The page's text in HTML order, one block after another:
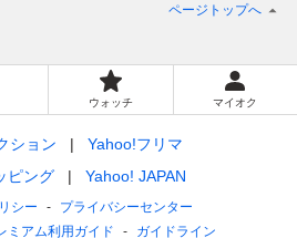
ページトップへ
ウォッチ マイオク
ション
Yahoo!フリマ
ピング
Yahoo! JAPAN
シー
プライバシーセンター
ミアム利用ガイド ガイドライン